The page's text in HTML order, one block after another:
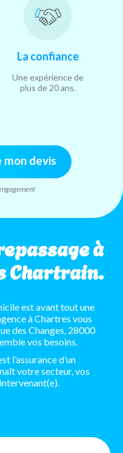
La confiance
Une expérience de
plus de 20 ans.
mon devis
à
Chartrain.
est avant tout une
à Chartres vous
des Changes, 28000
vos besoins.
l’assurance d’un
votre secteur, vos